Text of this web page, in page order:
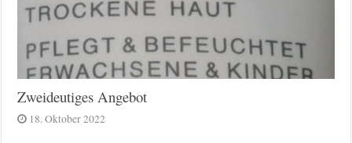
Zweideutiges Angebot
18. Oktober 2022